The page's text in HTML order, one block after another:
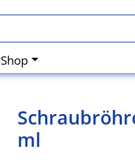
Shop
ml